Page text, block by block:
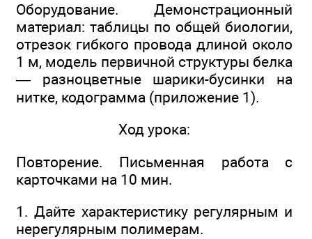
Оборудование. Демонстрационный
материал: таблицы по общей биологии,
отрезок гибкого провода длиной около
1 м, модель первичной структуры белка
— разноцветные шарики-бусинки на
нитке, кодограмма (приложение 1).
Ход урока:
Повторение. Письменная работа с
карточками на 10 мин.
1. Дайте характеристику регулярным и
нерегулярным полимерам.